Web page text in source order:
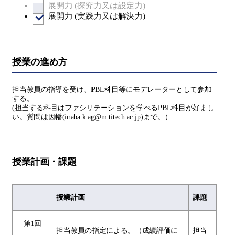
展開力 (探究力又は設定力)
展開力 (実践力又は解決力)
授業の進め方
担当教員の指導を受け、PBL科目等にモデレーターとして参加
する。
(担当する科目はファシリテーションを学べるPBL科目が好まし
い。質問は因幡(inaba.k.ag@m.titech.ac.jp)まで。）
授業計画・課題
授業計画 課題
第1回
担当教員の指定による。（成績評価に
担当